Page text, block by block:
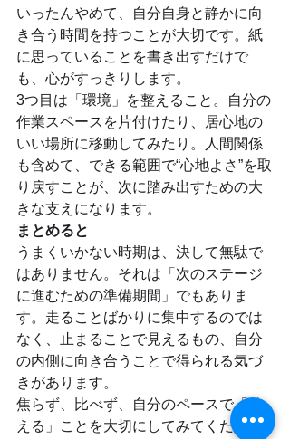
いったんやめて、自分自身と静かに向
き合う時間を持つことが大切です。紙
に思っていることを書き出すだけで
も、心がすっきりします。
3つ目は「環境」を整えること。自分の
作業スペースを片付けたり、居心地の
いい場所に移動してみたり。人間関係
も含めて、できる範囲で“心地よさ”を取
り戻すことが、次に踏み出すための大
きな支えになります。
まとめると
うまくいかない時期は、決して無駄で
はありません。それは「次のステージ
に進むための準備期間」でもありま
す。走ることばかりに集中するのでは
なく、止まることで見えるもの、自分
の内側に向き合うことで得られる気づ
きがあります。
焦らず、比べず、自分のペースで「整
える」ことを大切にしてみてくださ